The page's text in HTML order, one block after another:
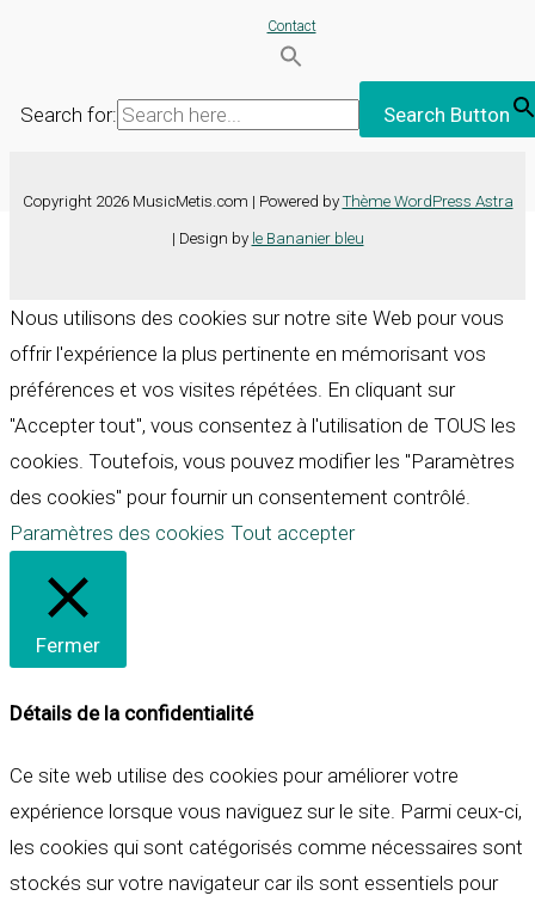
Contact
Search for: Search Button
Copyright 2026 MusicMetis.com | Powered by Thème WordPress Astra
| Design by le Bananier bleu
Nous utilisons des cookies sur notre site Web pour vous
offrir l'expérience la plus pertinente en mémorisant vos
préférences et vos visites répétées. En cliquant sur
"Accepter tout", vous consentez à l'utilisation de TOUS les
cookies. Toutefois, vous pouvez modifier les "Paramètres
des cookies" pour fournir un consentement contrôlé.
Paramètres des cookies Tout accepter
Fermer
Détails de la confidentialité
Ce site web utilise des cookies pour améliorer votre
expérience lorsque vous naviguez sur le site. Parmi ceux-ci,
les cookies qui sont catégorisés comme nécessaires sont
stockés sur votre navigateur car ils sont essentiels pour